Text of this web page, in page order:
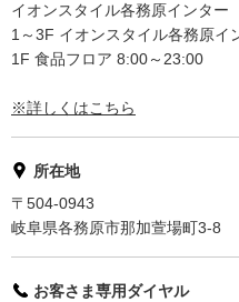
イオンスタイル各務原インター
1～3F イオンスタイル各務原イ
1F 食品フロア 8:00～23:00
※詳しくはこちら
所在地
〒504-0943
岐阜県各務原市那加萱場町3-8
お客さま専用ダイヤル